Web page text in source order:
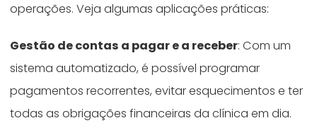
operações. Veja algumas aplicações práticas:
Gestão de contas a pagar e a receber: Com um
sistema automatizado, é possível programar
pagamentos recorrentes, evitar esquecimentos e ter
todas as obrigações financeiras da clínica em dia.